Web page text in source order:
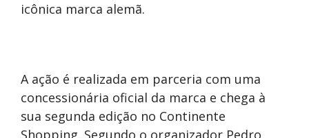
icônica marca alemã.
A ação é realizada em parceria com uma
concessionária oficial da marca e chega à
sua segunda edição no Continente
Shopping. Segundo o organizador Pedro